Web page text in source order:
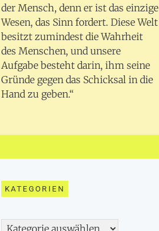
der Mensch, denn er ist das einzige
Wesen, das Sinn fordert. Diese Welt
besitzt zumindest die Wahrheit
des Menschen, und unsere
Aufgabe besteht darin, ihm seine
Gründe gegen das Schicksal in die
Hand zu geben.“
KATEGORIEN
Kategorien